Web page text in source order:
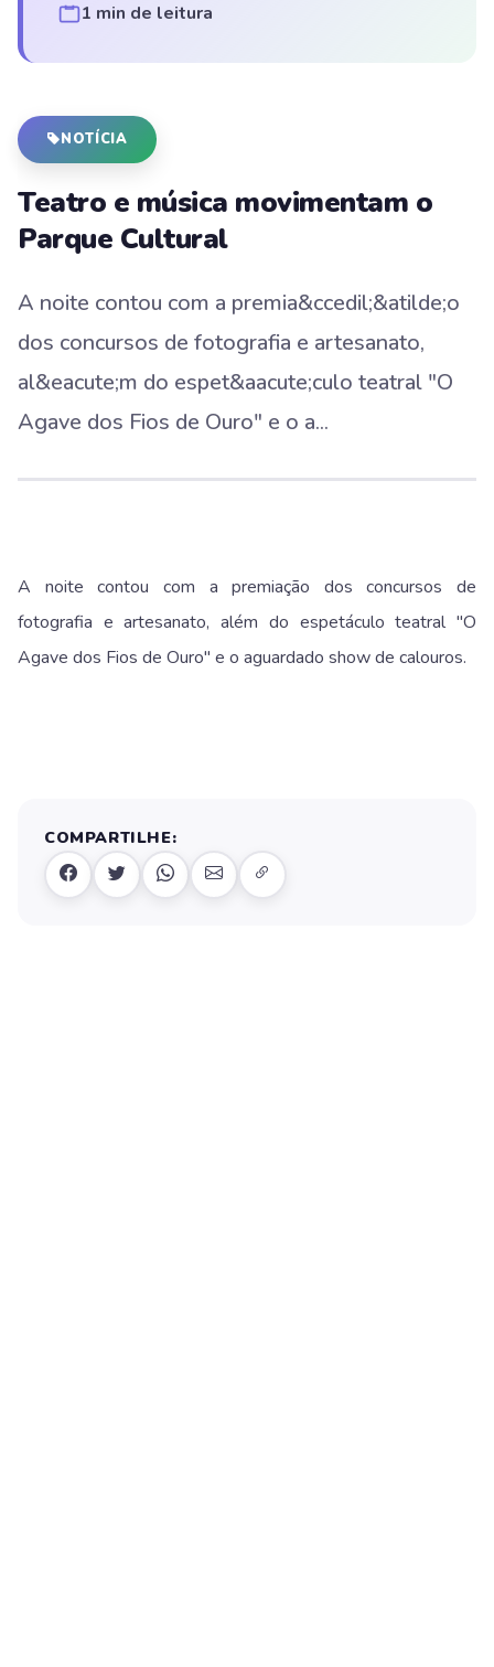
1 min de leitura
NOTÍCIA
Teatro e música movimentam o
Parque Cultural
A noite contou com a premia&ccedil;&atilde;o
dos concursos de fotografia e artesanato,
al&eacute;m do espet&aacute;culo teatral "O
Agave dos Fios de Ouro" e o a...
A noite contou com a premiação dos concursos de
fotografia e artesanato, além do espetáculo teatral "O
Agave dos Fios de Ouro" e o aguardado show de calouros.
COMPARTILHE: